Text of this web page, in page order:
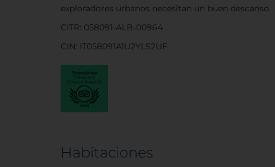
exploradores urbanos necesitan un buen descanso.
CITR: 058091-ALB-00964
CIN: IT058091A1U2YLS2UF
Habitaciones